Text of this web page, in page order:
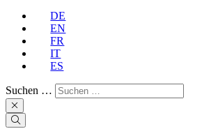
DE
EN
FR
IT
ES
Suchen …